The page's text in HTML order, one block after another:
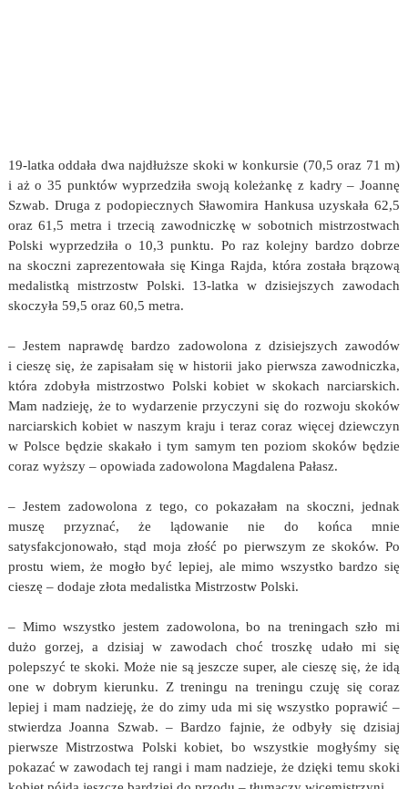
19-latka oddała dwa najdłuższe skoki w konkursie (70,5 oraz 71 m)
i aż o 35 punktów wyprzedziła swoją koleżankę z kadry – Joannę
Szwab. Druga z podopiecznych Sławomira Hankusa uzyskała 62,5
oraz 61,5 metra i trzecią zawodniczkę w sobotnich mistrzostwach
Polski wyprzedziła o 10,3 punktu. Po raz kolejny bardzo dobrze
na skoczni zaprezentowała się Kinga Rajda, która została brązową
medalistką mistrzostw Polski. 13-latka w dzisiejszych zawodach
skoczyła 59,5 oraz 60,5 metra.
– Jestem naprawdę bardzo zadowolona z dzisiejszych zawodów
i cieszę się, że zapisałam się w historii jako pierwsza zawodniczka,
która zdobyła mistrzostwo Polski kobiet w skokach narciarskich.
Mam nadzieję, że to wydarzenie przyczyni się do rozwoju skoków
narciarskich kobiet w naszym kraju i teraz coraz więcej dziewczyn
w Polsce będzie skakało i tym samym ten poziom skoków będzie
coraz wyższy – opowiada zadowolona Magdalena Pałasz.
– Jestem zadowolona z tego, co pokazałam na skoczni, jednak
muszę przyznać, że lądowanie nie do końca mnie
satysfakcjonowało, stąd moja złość po pierwszym ze skoków. Po
prostu wiem, że mogło być lepiej, ale mimo wszystko bardzo się
cieszę – dodaje złota medalistka Mistrzostw Polski.
– Mimo wszystko jestem zadowolona, bo na treningach szło mi
dużo gorzej, a dzisiaj w zawodach choć troszkę udało mi się
polepszyć te skoki. Może nie są jeszcze super, ale cieszę się, że idą
one w dobrym kierunku. Z treningu na treningu czuję się coraz
lepiej i mam nadzieję, że do zimy uda mi się wszystko poprawić –
stwierdza Joanna Szwab. – Bardzo fajnie, że odbyły się dzisiaj
pierwsze Mistrzostwa Polski kobiet, bo wszystkie mogłyśmy się
pokazać w zawodach tej rangi i mam nadzieje, że dzięki temu skoki